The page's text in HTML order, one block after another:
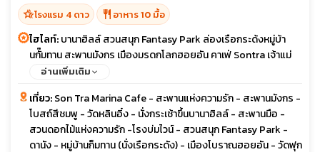
hotel_classโรงแรม 4 ดาว restaurant อาหาร 10 มื้อ
ไฮไลท์:บานาฮิลล์ สวนสนุก Fantasy Park ล่องเรือกระด้งหมู่บ้า
นกั๊มทาน สะพานมังกร เมืองมรดกโลกฮอยอัน คาเฟ่ Sontra เจ้าแม่
กวนอิมวัดหลินอึ๋ง
อ่านเพิ่มเติม
เที่ยว:Son Tra Marina Cafe - สะพานแห่งความรัก - สะพานมังกร -
โบสถ์สีชมพู - วัดหลินอิ๋ง - นั่งกระเช้าขึ้นบานาฮิลล์ - สะพานมือ -
สวนดอกไม้แห่งความรัก -โรงบ่มไวน์ - สวนสนุก Fantasy Park -
ดานัง - หมู่บ้านก็มทาน (นั่งเรือกระดัง) - เมืองโบราณฮอยอัน - วัดฟุก